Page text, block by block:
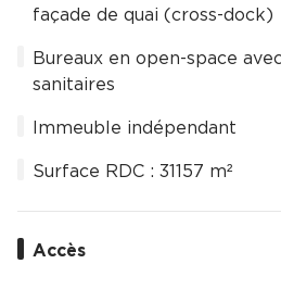
façade de quai (cross-dock)
Bureaux en open-space
sanitaires
Immeuble indépendant
Surface RDC : 31157 m²
Accès